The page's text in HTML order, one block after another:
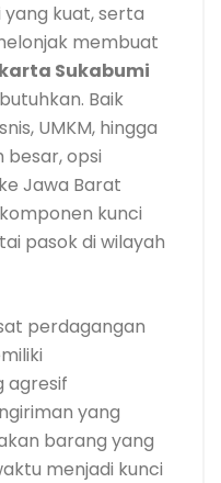
kuat, serta
membuat
Sukabumi
Baik
UMKM, hingga
besar, opsi
Jawa Barat
kunci
pasok di wilayah
perdagangan
agresif
yang
barang yang
menjadi kunci